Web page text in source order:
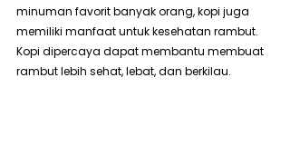
minuman favorit banyak orang, kopi juga
memiliki manfaat untuk kesehatan rambut.
Kopi dipercaya dapat membantu membuat
rambut lebih sehat, lebat, dan berkilau.